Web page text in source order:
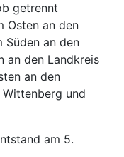
getrennt
Osten an den
Süden an den
an den Landkreis
an den
und
am 5.